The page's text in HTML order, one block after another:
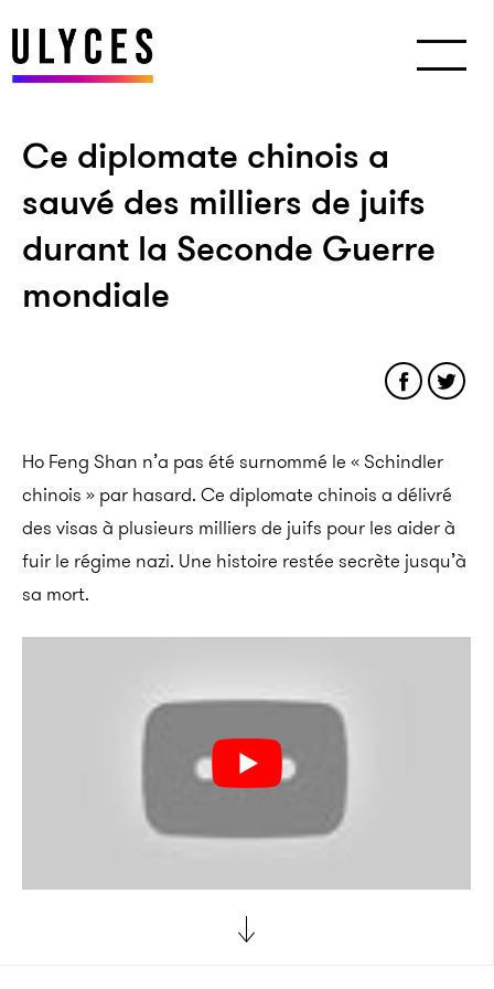
Ce diplomate chinois a
sauvé des milliers de juifs
durant la Seconde Guerre
mondiale
Ho Feng Shan n’a pas été surnommé le « Schindler
chinois » par hasard. Ce diplomate chinois a délivré
des visas à plusieurs milliers de juifs pour les aider à
fuir le régime nazi. Une histoire restée secrète jusqu’à
sa mort.